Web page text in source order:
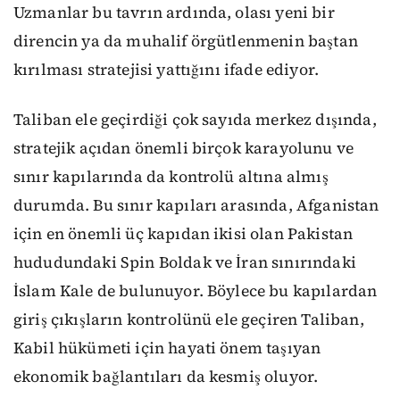
Uzmanlar bu tavrın ardında, olası yeni bir
direncin ya da muhalif örgütlenmenin baştan
kırılması stratejisi yattığını ifade ediyor.
Taliban ele geçirdiği çok sayıda merkez dışında,
stratejik açıdan önemli birçok karayolunu ve
sınır kapılarında da kontrolü altına almış
durumda. Bu sınır kapıları arasında, Afganistan
için en önemli üç kapıdan ikisi olan Pakistan
hududundaki Spin Boldak ve İran sınırındaki
İslam Kale de bulunuyor. Böylece bu kapılardan
giriş çıkışların kontrolünü ele geçiren Taliban,
Kabil hükümeti için hayati önem taşıyan
ekonomik bağlantıları da kesmiş oluyor.